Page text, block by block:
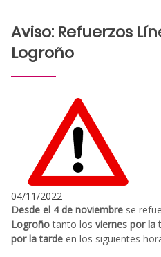
Aviso: Refuerzos
Logroño
04/11/2022
Desde el 4 de noviembre se
Logroñotanto los viernes por la
por la tarde en los siguientes